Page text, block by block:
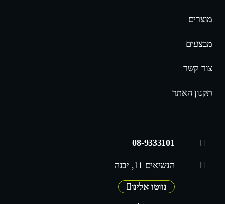
מוצרים
מבצעים
צור קשר
תקנון האתר
08-9333101
הנשיאים 11, יבנה
נווטו אלינו